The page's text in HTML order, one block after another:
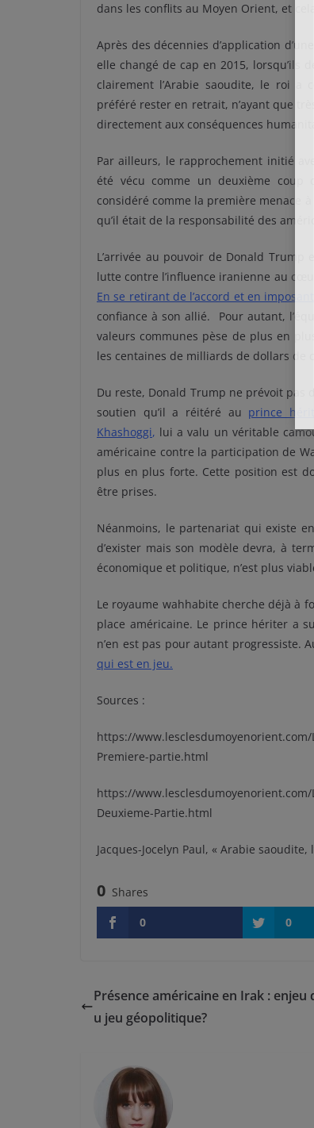
dans les conflits au Moyen Orient, et
Après des décennies d’application
elle changé de cap en 2015, lorsqu’ils
clairement l’Arabie saoudite, le roi a
préféré rester en retrait, n’ayant que
directement aux conséquences
Par ailleurs, le rapprochement initié
été vécu comme un deuxième coup
considéré comme la première menace
qu’il était de la responsabilité des
L’arrivée au pouvoir de Donald
lutte contre l’influence iranienne au
En se retirant de l’accord et en
confiance à son allié. Pour autant,
valeurs communes pèse de plus en
les centaines de milliards de dollars de
Du reste, Donald Trump ne prévoit
soutien qu’il a réitéré au prince
Khashoggi, lui a valu un véritable
américaine contre la participation de
plus en plus forte. Cette position est
être prises.
Néanmoins, le partenariat qui existe
d’exister mais son modèle devra, à
économique et politique, n’est plus
Le royaume wahhabite cherche déjà à
place américaine. Le prince hériter a
n’en est pas pour autant progressiste.
qui est en jeu.
Sources :
https://
Premiere-partie.html
https://
Deuxieme-Partie.html
Jacques-Jocelyn Paul, « Arabie
0 Shares
0
0
Présence américaine en Irak : enjeu
u jeu géopolitique?